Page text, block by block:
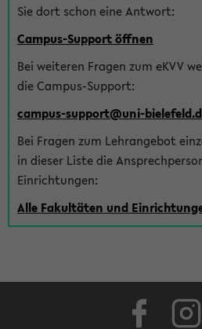
Sie dort schon eine Antwort:
Campus-Support öffnen
Bei weiteren Fragen zum eKVV
die Campus-Support:
campus-support@uni-
Bei Fragen zum Lehrangebot
in dieser Liste die
Einrichtungen:
Alle Fakultäten und